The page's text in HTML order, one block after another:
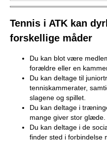
Tennis i ATK kan
forskellige måder
Du kan blot være
forældre eller en
Du kan deltage til
tenniskammerater,
slagene og spillet.
Du kan deltage i
mange giver stor glæde.
Du kan deltage i de
finder sted i forbindelse